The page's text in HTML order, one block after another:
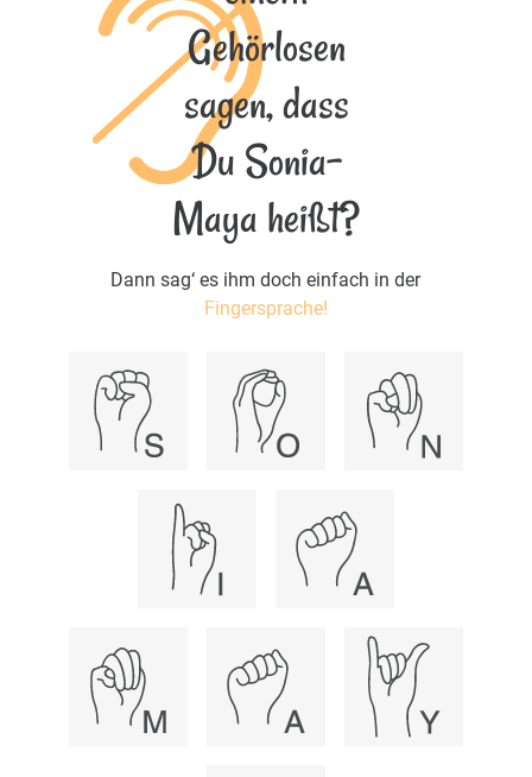
Gehörlosen
sagen, dass
Du Sonia-
Maya heißt?
Dann sag‘ es ihm doch einfach in der
Fingersprache!